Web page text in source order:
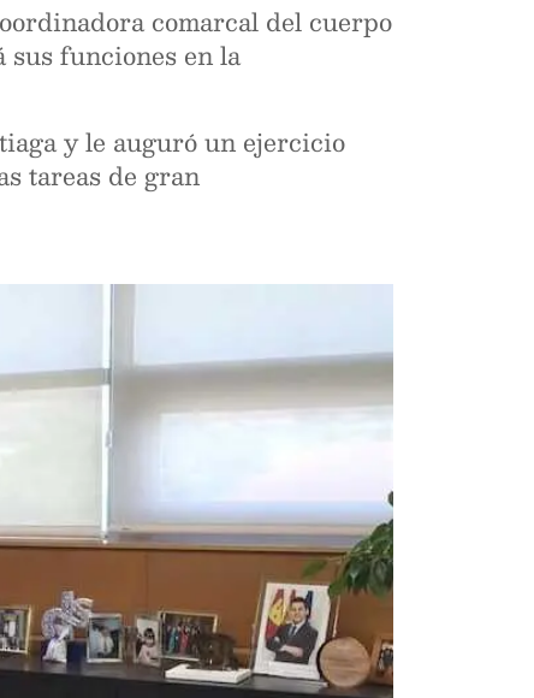
comarcal del cuerpo
sus funciones en la
y le auguró un ejercicio
tareas de gran